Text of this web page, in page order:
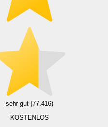
sehr gut (77.416)
KOSTENLOS